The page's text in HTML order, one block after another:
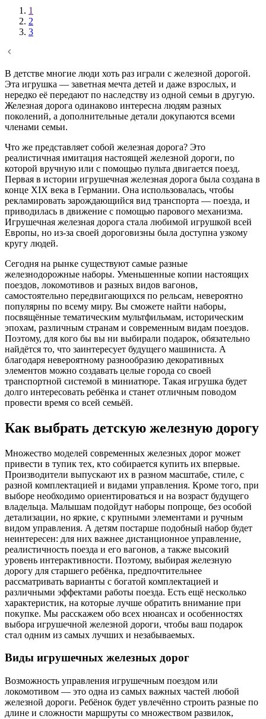
1
2
3
В детстве многие люди хоть раз играли с железной дорогой.
Эта игрушка — заветная мечта детей и даже взрослых, и
нередко её передают по наследству из одной семьи в другую.
Железная дорога одинаково интересна людям разных
поколений, а дополнительные детали докупаются всеми
членами семьи.
Что же представляет собой железная дорога? Это
реалистичная имитация настоящей железной дороги, по
которой вручную или с помощью пульта двигается поезд.
Первая в истории игрушечная железная дорога была создана в
конце XIX века в Германии. Она использовалась, чтобы
рекламировать зарождающийся вид транспорта — поезда, и
приводилась в движение с помощью парового механизма.
Игрушечная железная дорога стала любимой игрушкой всей
Европы, но из-за своей дороговизны была доступна узкому
кругу людей.
Сегодня на рынке существуют самые разные
железнодорожные наборы. Уменьшенные копии настоящих
поездов, локомотивов и разных видов вагонов,
самостоятельно передвигающихся по рельсам, невероятно
популярны по всему миру. Вы сможете найти наборы,
посвящённые тематическим мультфильмам, историческим
эпохам, различным странам и современным видам поездов.
Поэтому, для кого бы вы ни выбирали подарок, обязательно
найдётся то, что заинтересует будущего машиниста. А
благодаря невероятному разнообразию декоративных
элементов можно создавать целые города со своей
транспортной системой в миниатюре. Такая игрушка будет
долго интересовать ребёнка и станет отличным поводом
провести время со всей семьёй.
Как выбрать детскую железную дорогу
Множество моделей современных железных дорог может
привести в тупик тех, кто собирается купить их впервые.
Производители выпускают их в разном масштабе, стиле, с
разной комплектацией и видами управления. Кроме того, при
выборе необходимо ориентироваться и на возраст будущего
владельца. Малышам подойдут наборы попроще, без особой
детализации, но яркие, с крупными элементами и ручным
видом управления. А детям постарше подобный набор будет
неинтересен: для них важнее дистанционное управление,
реалистичность поезда и его вагонов, а также высокий
уровень интерактивности. Поэтому, выбирая железную
дорогу для старшего ребёнка, предпочтительнее
рассматривать варианты с богатой комплектацией и
различными эффектами работы поезда. Есть ещё несколько
характеристик, на которые лучше обратить внимание при
покупке. Мы расскажем обо всех нюансах и особенностях
выбора игрушечной железной дороги, чтобы ваш подарок
стал одним из самых лучших и незабываемых.
Виды игрушечных железных дорог
Возможность управления игрушечным поездом или
локомотивом — это одна из самых важных частей любой
железной дороги. Ребёнок будет увлечённо строить разные по
длине и сложности маршруты со множеством развилок,